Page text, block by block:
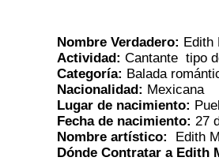
Nombre Verdadero: Edith
Actividad: Cantante tipo
Categoría: Balada
Nacionalidad: Mexicana
Lugar de nacimiento:
Fecha de nacimiento: 27
Nombre artístico:
Edith
Dónde Contratar a Edith